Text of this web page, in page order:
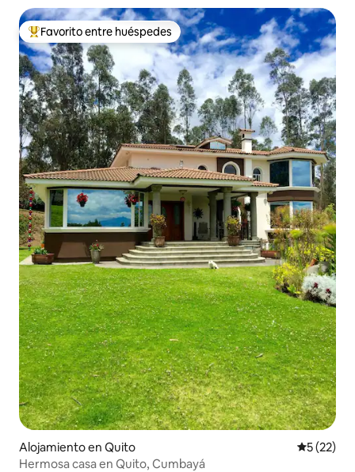
Favorito entre los huéspedes más destacados
Favorito entre huéspedes
Alojamiento en Quito
5 (22)
Hermosa casa en Quito, Cumbayá